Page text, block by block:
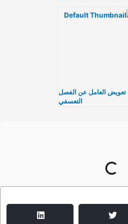
تعويض العامل عن الفصل
التعسفي